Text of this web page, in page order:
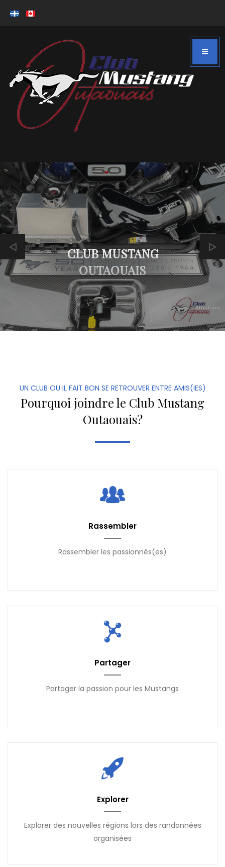
CLUB MUSTANG
OUTAOUAIS
UN CLUB OU IL FAIT BON SE RETROUVER ENTRE AMIS(IES)
Pourquoi joindre le Club Mustang
Outaouais?
Rassembler
Rassembler les passionnés(es)
Partager
Partager la passion pour les Mustangs
Explorer
Explorer des nouvelles régions lors des randonnées
organisées